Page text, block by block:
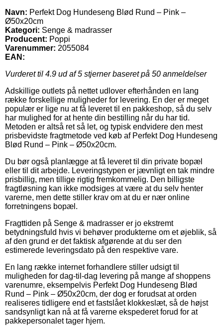
Navn: Perfekt Dog Hundeseng Blød Rund – Pink –
Ø50x20cm
Kategori: Senge & madrasser
Producent: Poppi
Varenummer: 2055084
EAN:
Vurderet til 4.9 ud af 5 stjerner baseret på 50 anmeldelser
Adskillige outlets på nettet udlover efterhånden en lang
række forskellige muligheder for levering. En der er meget
populær er lige nu at få leveret til en pakkeshop, så du selv
har mulighed for at hente din bestilling når du har tid.
Metoden er altså ret så let, og typisk endvidere den mest
prisbevidste fragtmetode ved køb af Perfekt Dog Hundeseng
Blød Rund – Pink – Ø50x20cm.
Du bør også planlægge at få leveret til din private bopæl
eller til dit arbejde. Leveringstypen er jævnligt en tak mindre
prisbillig, men tillige rigtig fremkommelig. Den billigste
fragtløsning kan ikke modsiges at være at du selv henter
varerne, men dette stiller krav om at du er nær online
forretningens bopæl.
Fragttiden på Senge & madrasser er jo ekstremt
betydningsfuld hvis vi behøver produkterne om et øjeblik, så
af den grund er det faktisk afgørende at du ser den
estimerede leveringsdato på den respektive vare.
En lang række internet forhandlere stiller udsigt til
muligheden for dag-til-dag levering på mange af shoppens
varenumre, eksempelvis Perfekt Dog Hundeseng Blød
Rund – Pink – Ø50x20cm, der dog er forudsat at orden
realiseres tidligere end et fastslået klokkeslæt, så de højst
sandsynligt kan nå at få varerne ekspederet forud for at
pakkepersonalet tager hjem.